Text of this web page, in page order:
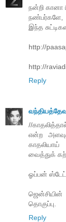
நன்றி கானா
நண்பர்களே,
இந்த
http://
http://
Reply
//
என்ற
வைத்துக்
ஓப்பன்
தொகுப்பு.
Reply